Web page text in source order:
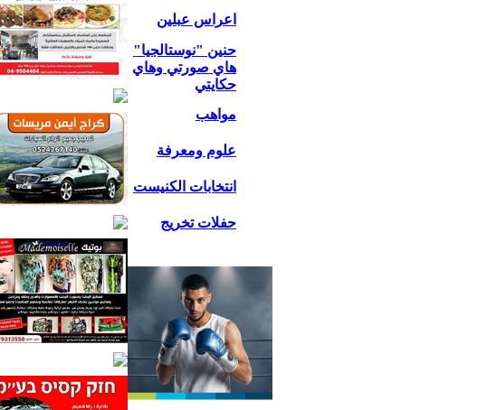
اعراس عبلين
حنين "نوستالجيا"
هاي صورتي وهاي
حكايتي
مواهب
علوم ومعرفة
انتخابات الكنيست
حفلات تخريج